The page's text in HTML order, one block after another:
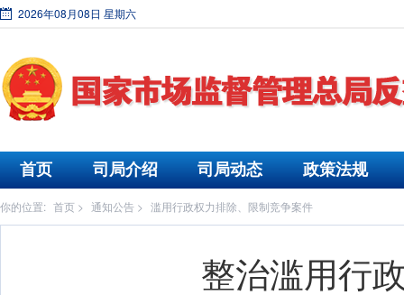
2026年08月08日 星期六
首页 司局介绍 司局动态 政策法规
你的位置: 首页 > 通知公告 > 滥用行政权力排除、限制竞争案件
整治滥用行